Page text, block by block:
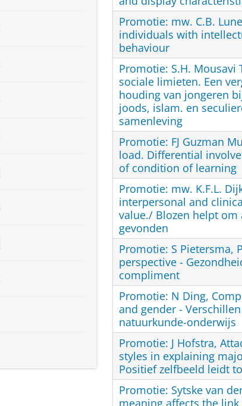
Promotie: mw. C.B.
individuals with
behaviour
Promotie: S.H. Mousavi
sociale limieten. Een
houding van jongeren
joods, islam. en
samenleving
Promotie: FJ Guzman
load. Differential
of condition of learning
Promotie: mw. K.F.L.
interpersonal and
value./ Blozen helpt
gevonden
Promotie: S Pietersma,
perspective -
compliment
Promotie: N Ding,
and gender -
natuurkunde-onderwijs
Promotie: J Hofstra,
styles in explaining
Positief zelfbeeld leidt
Promotie: Sytske van